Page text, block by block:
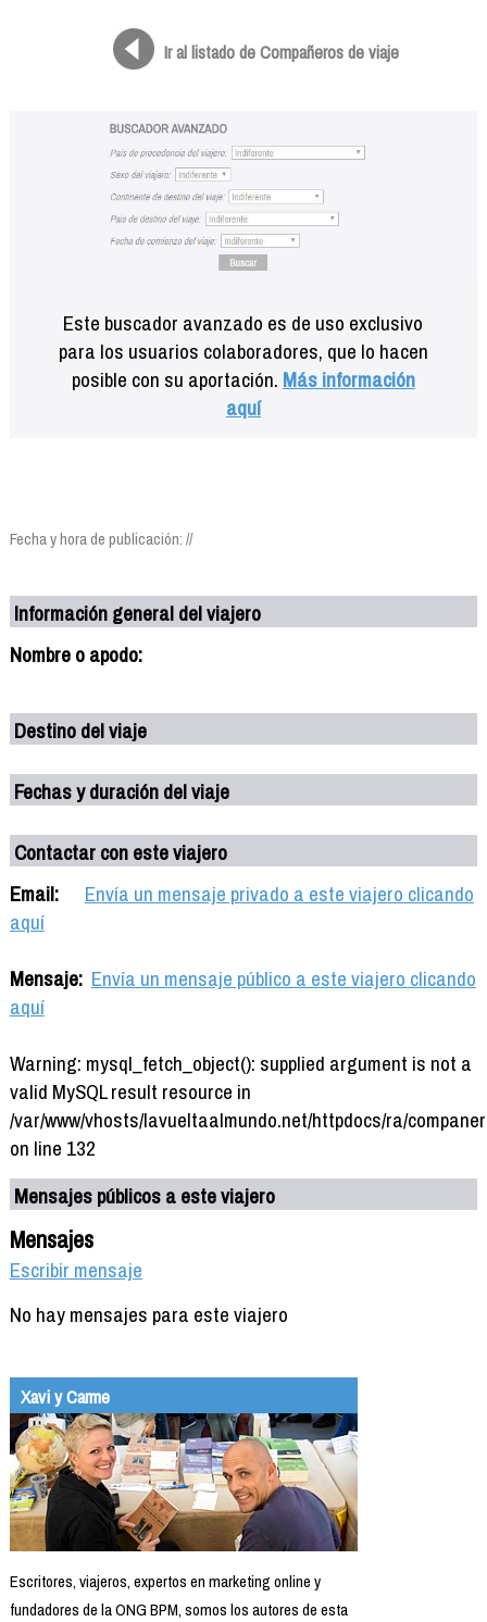
Ir al listado de Compañeros de viaje
Este buscador avanzado es de uso exclusivo
para los usuarios colaboradores, que lo hacen
posible con su aportación. Más información
aquí
Fecha y hora de publicación: //
Información general del viajero
Nombre o apodo:
Destino del viaje
Fechas y duración del viaje
Contactar con este viajero
Email:
Envía un mensaje privado a este viajero clicando
aquí
Mensaje: Envía un mensaje público a este viajero clicando
aquí
Warning: mysql_fetch_object(): supplied argument is not a
valid MySQL result resource in
/var/www/vhosts/lavueltaalmundo.net/httpdocs/ra/
on line 132
Mensajes públicos a este viajero
Mensajes
Escribir mensaje
No hay mensajes para este viajero
Xavi y Carme
Escritores, viajeros, expertos en marketing online y
fundadores de la ONG BPM, somos los autores de esta